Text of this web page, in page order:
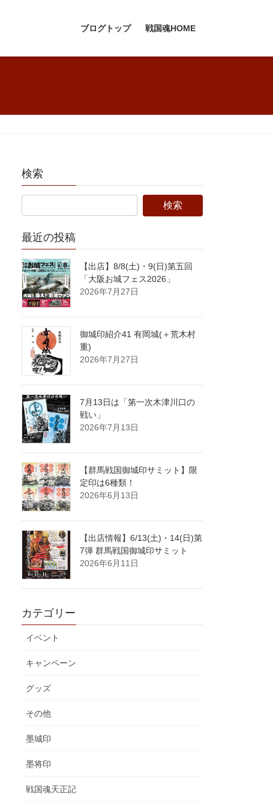
ブログトップ 戦国魂HOME
検索
最近の投稿
【出店】8/8(土)・9(日)第五回
「大阪お城フェス2026」
2026年7月27日
御城印紹介41 有岡城(＋荒木村
重)
2026年7月27日
7月13日は「第一次木津川口の
戦い」
2026年7月13日
【群馬戦国御城印サミット】限
定印は6種類！
2026年6月13日
【出店情報】6/13(土)・14(日)第
7弾 群馬戦国御城印サミット
2026年6月11日
カテゴリー
イベント
キャンペーン
グッズ
その他
墨城印
墨将印
戦国魂天正記